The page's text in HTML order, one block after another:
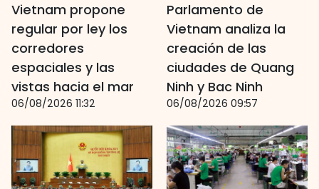
Vietnam propone
regular por ley los
corredores
espaciales y las
vistas hacia el mar
06/08/2026 11:32
Parlamento de
Vietnam analiza la
creación de las
ciudades de Quang
Ninh y Bac Ninh
06/08/2026 09:57